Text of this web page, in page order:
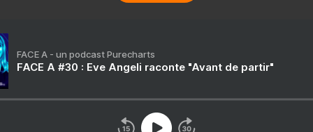
FACE A - un podcast Purecharts
FACE A #30 : Eve Angeli raconte "Avant de partir"